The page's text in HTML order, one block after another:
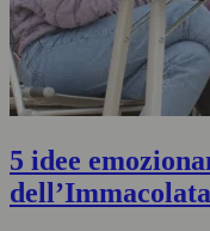
5 idee